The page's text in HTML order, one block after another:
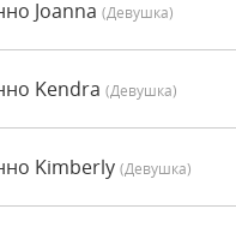
Joanna (девушка)
Kendra (девушка)
Kimberly (девушка)